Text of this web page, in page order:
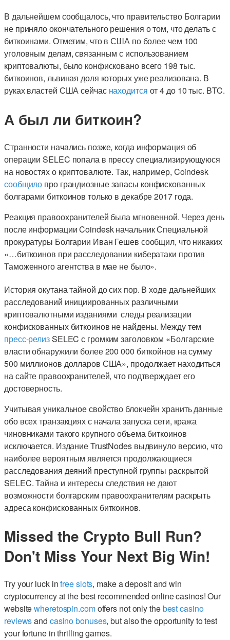
В дальнейшем сообщалось, что правительство Болгарии
не приняло окончательного решения о том, что делать с
биткоинами. Отметим, что в США по более чем 100
уголовным делам, связанным с использованием
криптовалюты, было конфисковано всего 198 тыс.
биткоинов, львиная доля которых уже реализована. В
руках властей США сейчас находится от 4 до 10 тыс. BTC.
А был ли биткоин?
Странности начались позже, когда информация об
операции SELEC попала в прессу специализирующуюся
на новостях о криптовалюте. Так, например, Coindesk
сообщило про грандиозные запасы конфискованных
болгарами биткоинов только в декабре 2017 года.
Реакция правоохранителей была мгновенной. Через день
после информации Coindesk начальник Специальной
прокуратуры Болгарии Иван Гешев сообщил, что никаких
«…биткоинов при расследовании кибератаки против
Таможенного агентства в мае не было».
История окутана тайной до сих пор. В ходе дальнейших
расследований инициированных различными
криптовалютными изданиями следы реализации
конфискованных биткоинов не найдены. Между тем
пресс-релизSELEC с громким заголовком «Болгарские
власти обнаружили более 200 000 биткойнов на сумму
500 миллионов долларов США», продолжает находиться
на сайте правоохранителей, что подтверждает его
достоверность.
Учитывая уникальное свойство блокчейн хранить данные
обо всех транзакциях с начала запуска сети, кража
чиновниками такого крупного объема биткоинов
исключается. Издание TrustNodes выдвинуло версию, что
наиболее вероятным является продолжающиеся
расследования деяний преступной группы раскрытой
SELEC. Тайна и интересы следствия не дают
возможности болгарским правоохранителям раскрыть
адреса конфискованных биткоинов.
Missed the Crypto Bull Run?
Don't Miss Your Next Big Win!
Try your luck infree slots, make a deposit and win
cryptocurrency at the best recommended online casinos! Our
websitewheretospin.comoffers not only thebest casino
reviewsand casino bonuses, but also the opportunity to test
your fortune in thrilling games.